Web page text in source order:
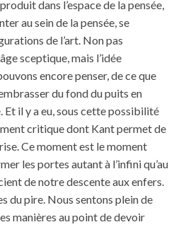
dans l’espace de la pensée,
au sein de la pensée, se
de l’art. Non pas
sceptique, mais l’idée
encore penser, de ce que
du fond du puits en
Et il y a eu, sous cette possibilité
critique dont Kant permet de
Ce moment est le moment
les portes autant à l’infini qu’au
de notre descente aux enfers.
du pire. Nous sentons plein de
manières au point de devoir